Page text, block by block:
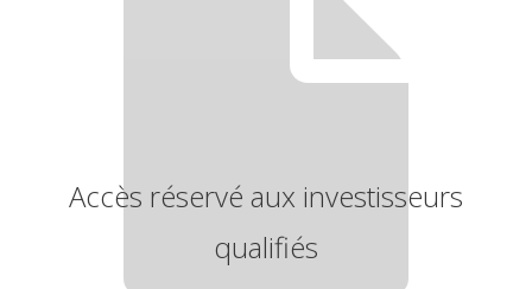
Accès réservé aux investisseurs
qualifiés